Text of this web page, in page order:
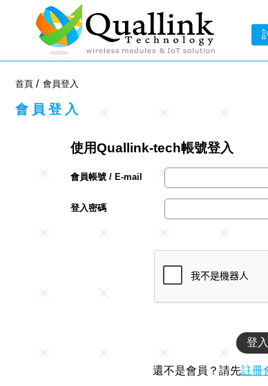
首頁 會員登入
會員登入
使用Quallink-tech帳號登入
會員帳號 / E-mail
登入密碼
還不是會員？請先註冊